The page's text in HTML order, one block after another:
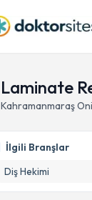
Laminate
Kahramanmaraş
İlgili Branşlar
Diş Hekimi